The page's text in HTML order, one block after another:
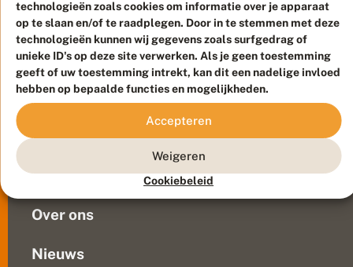
technologieën zoals cookies om informatie over je apparaat
op te slaan en/of te raadplegen. Door in te stemmen met deze
technologieën kunnen wij gegevens zoals surfgedrag of
unieke ID's op deze site verwerken. Als je geen toestemming
geeft of uw toestemming intrekt, kan dit een nadelige invloed
hebben op bepaalde functies en mogelijkheden.
Accepteren
Weigeren
Cookiebeleid
:
h
e
t
a
m
e
e
l
t
j
is
apart,
vreemd,
gek
of
bijzonder.
De
archieven
worden
doorzocht
zoek...
Contact
Veelgestelde vragen
Doneer
Over ons
Nieuws
Meld waarnemingen
© 2026 Vlinderstichting
Duurzaam ontwikkeld door Go2People
, ontworpen door
Blue Field Agency
Privacy
Disclaimer
Sitemap